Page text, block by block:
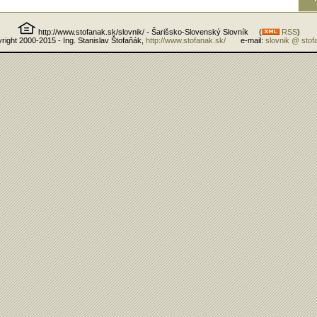
http://www.stofanak.sk/slovnik/ - Šarišsko-Slovenský Slovník ( RSS)
2000-2015 - Ing. Stanislav Štofaňák,
http://www.stofanak.sk/e-mail: slovnik @